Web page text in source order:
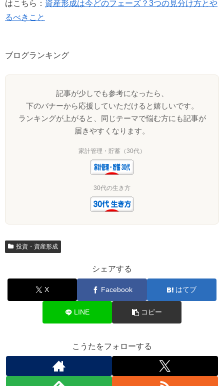
はこちら： 資産形成は今どのフェーズ？3つの見分け方とや
るべきこと
ブログランキング
記事が少しでも参考になったら、
下のバナーから応援していただけると嬉しいです。
ランキングが上がると、同じテーマで悩む方にも記事が
届きやすくなります。
家計管理・貯蓄（30代）
30代の生き方
投資・資産形成
シェアする
X Facebook はてブ
LINE コピー
こうたをフォローする